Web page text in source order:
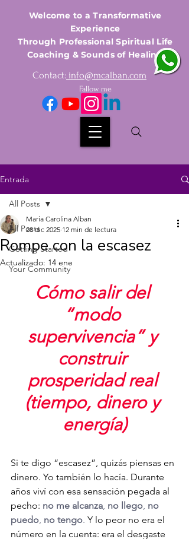
Welcome to a Transformative
Experience
Through Professional Spiritual Life
Coaching & Sounds of Healing
Contact: info@mcalban.com
Fallow me
Entrada
All Posts
Getting Started
Your Community
All Posts
Rompe con la escasez
Maria Carolina Alban
28 dic 2025 12 min de lectura
Actualizado: 14 ene
Cómo salir del
“modo
supervivencia” y
construir
prosperidad real
(tiempo, dinero y
energía)
Si te digo “escasez”, quizás piensas en
dinero. Yo también lo hacía. Durante
años viví con esa sensación pegada al
pecho: no me alcanza, no llego, no
puedo, no tengo. Y lo peor no era el
número en la cuenta: era el desgaste